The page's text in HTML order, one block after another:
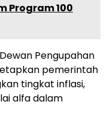
Program 100
Pengupahan
pemerintah
tingkat inflasi,
alfa dalam